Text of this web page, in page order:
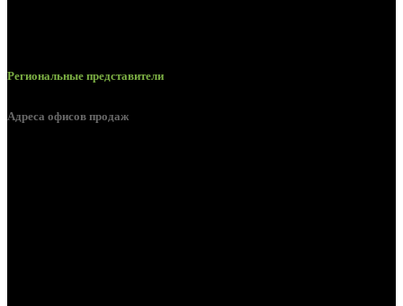
Региональные представители
Адреса офисов продаж